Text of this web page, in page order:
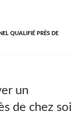
QUALIFIÉ PRÈS DE
un
de chez soi